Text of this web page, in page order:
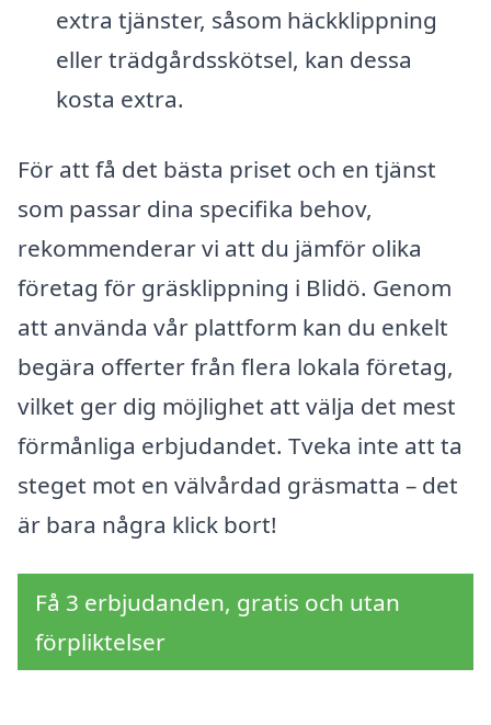
extra tjänster, såsom häckklippning
eller trädgårdsskötsel, kan dessa
kosta extra.
För att få det bästa priset och en tjänst
som passar dina specifika behov,
rekommenderar vi att du jämför olika
företag för gräsklippning i Blidö. Genom
att använda vår plattform kan du enkelt
begära offerter från flera lokala företag,
vilket ger dig möjlighet att välja det mest
förmånliga erbjudandet. Tveka inte att ta
steget mot en välvårdad gräsmatta – det
är bara några klick bort!
Få 3 erbjudanden, gratis och utan
förpliktelser